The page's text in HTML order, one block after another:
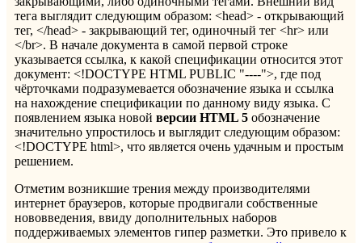
тега выглядит следующим образом: <head> - открывающий
тег, </head> - закрывающий тег, одиночный тег <hr> или
</br>. В начале документа в самой первой строке
указывается ссылка, к какой спецификации относится этот
документ: <!DOCTYPE HTML PUBLIC "----">, где под
чёрточками подразумевается обозначение языка и ссылка
на нахождение спецификации по данному виду языка. С
появлением языка новой версии HTML 5 обозначение
значительно упростилось и выглядит следующим образом:
<!DOCTYPE html>, что является очень удачным и простым
решением.
Отметим возникшие трения между производителями
интернет браузеров, которые продвигали собственные
нововведения, ввиду дополнительных наборов
поддерживаемых элементов гипер разметки. Это привело к